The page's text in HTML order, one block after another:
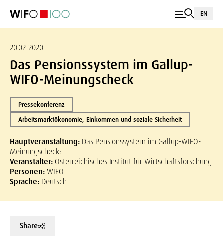
EN
20.02.2020
Das Pensionssystem im Gallup-
WIFO-Meinungscheck
Pressekonferenz
Arbeitsmarktökonomie, Einkommen und soziale Sicherheit
Hauptveranstaltung: Das Pensionssystem im Gallup-WIFO-
Meinungscheck:
Veranstalter: Österreichisches Institut für Wirtschaftsforschung
Personen:WIFO
Sprache: Deutsch
Share